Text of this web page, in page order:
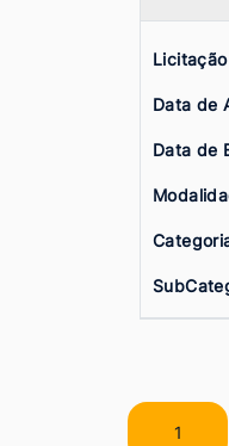
Data de
Data de
1